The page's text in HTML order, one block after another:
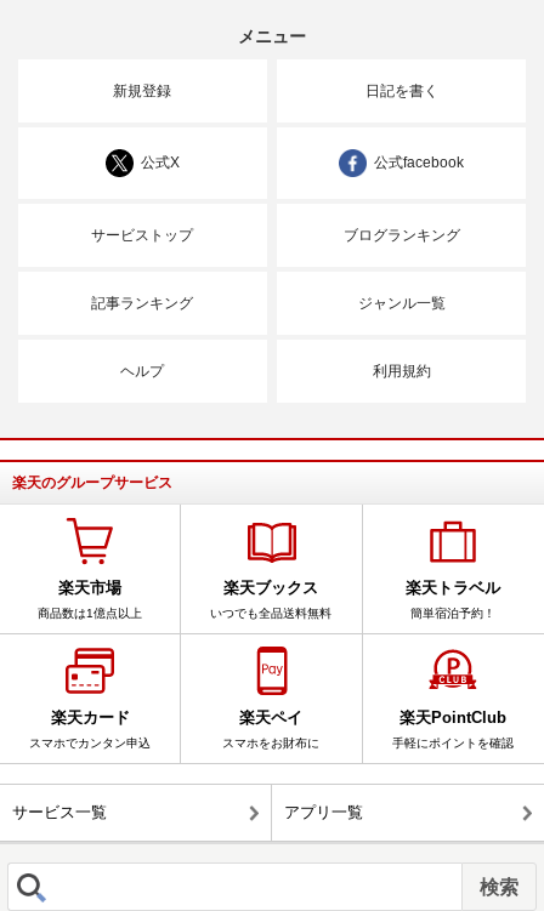
メニュー
新規登録 日記を書く
公式X 公式facebook
サービストップ ブログランキング
記事ランキング ジャンル一覧
ヘルプ 利用規約
楽天のグループサービス
楽天市場
商品数は1億点以上
楽天ブックス
いつでも全品送料無料
楽天トラベル
簡単宿泊予約！
楽天カード
スマホでカンタン申込
楽天ペイ
スマホをお財布に
楽天PointClub
手軽にポイントを確認
サービス一覧 アプリ一覧